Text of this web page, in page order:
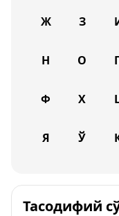
Ж З
Н О
Ф Х
Я Ў
Тасодифий